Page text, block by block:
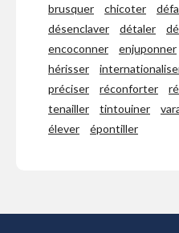
brusquer
chicoter
désenclaver
détaler
encoconner
enjuponner
hérisser
préciser
réconforter
tenailler
tintouiner
élever
épontiller